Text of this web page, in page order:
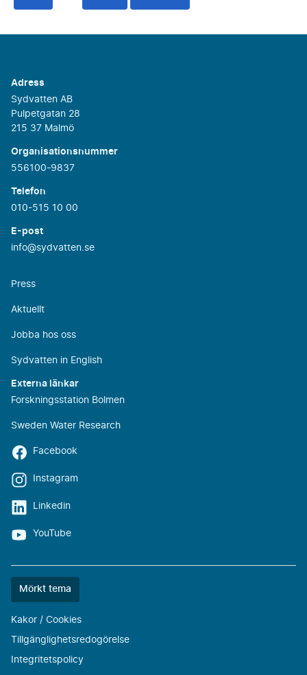
Adress
Sydvatten AB
Pulpetgatan 28
215 37 Malmö
Organisationsnummer
556100-9837
Telefon
010-515 10 00
E-post
info@sydvatten.se
Press
Aktuellt
Jobba hos oss
Sydvatten in English
Externa länkar
Forskningsstation Bolmen
Sweden Water Research
Facebook
Instagram
Linkedin
YouTube
Färgtemat
Mörkt tema
Kakor / Cookies
Tillgänglighetsredogörelse
Integritetspolicy